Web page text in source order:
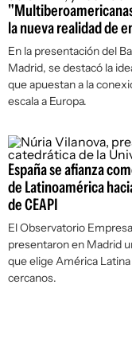
la nueva realidad de
En la presentación del
Madrid, se destacó la
que apuestan a la
escala a Europa.
España se afianza
de Latinoamérica
de CEAPI
El Observatorio
presentaron en Madrid
que elige América
cercanos.